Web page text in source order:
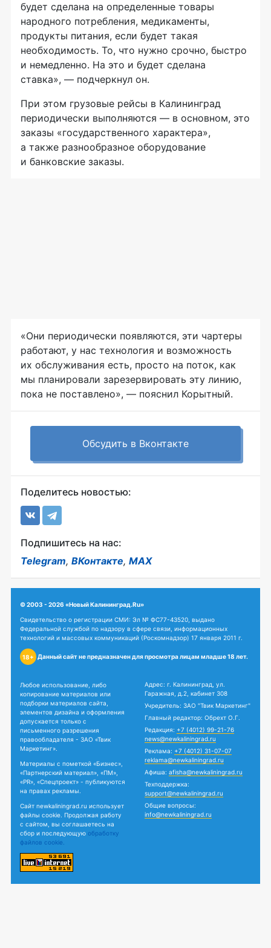
будет сделана на определенные товары
народного потребления, медикаменты,
продукты питания, если будет такая
необходимость. То, что нужно срочно, быстро
и немедленно. На это и будет сделана
ставка», — подчеркнул он.
При этом грузовые рейсы в Калининград
периодически выполняются — в основном, это
заказы «государственного характера»,
а также разнообразное оборудование
и банковские заказы.
«Они периодически появляются, эти чартеры
работают, у нас технология и возможность
их обслуживания есть, просто на поток, как
мы планировали зарезервировать эту линию,
пока не поставлено», — пояснил Корытный.
Обсудить в Вконтакте
Поделитесь новостью:
Подпишитесь на нас:
Telegram, ВКонтакте, MAX
© 2003 - 2026 «Новый Калининград.Ru»
Свидетельство о регистрации СМИ: Эл № ФС77-43520, выдано
Федеральной службой по надзору в сфере связи, информационных
технологий и массовых коммуникаций (Роскомнадзор) 17 января 2011 г.
18+ Данный сайт не предназначен для просмотра лицам младше 18 лет.
Любое использование, либо
копирование материалов или
подборки материалов сайта,
элементов дизайна и оформления
допускается только с
письменного разрешения
правообладателя - ЗАО «Твик
Маркетинг».
Материалы с пометкой «Бизнес»,
«Партнерский материал», «ПМ»,
«PR», «Спецпроект» - публикуются
на правах рекламы.
Сайт newkaliningrad.ru использует
файлы cookie. Продолжая работу
с сайтом, вы соглашаетесь на
сбор и последующую обработку
файлов cookie.
Адрес: г. Калининград, ул.
Гаражная, д.2, кабинет 308
Учредитель: ЗАО "Твик Маркетинг"
Главный редактор: Обрехт О.Г.
Редакция: +7 (4012) 99-21-76
news@newkaliningrad.ru
Реклама: +7 (4012) 31-07-07
reklama@newkaliningrad.ru
Афиша: afisha@newkaliningrad.ru
Техподдержка:
support@newkaliningrad.ru
Общие вопросы:
info@newkaliningrad.ru